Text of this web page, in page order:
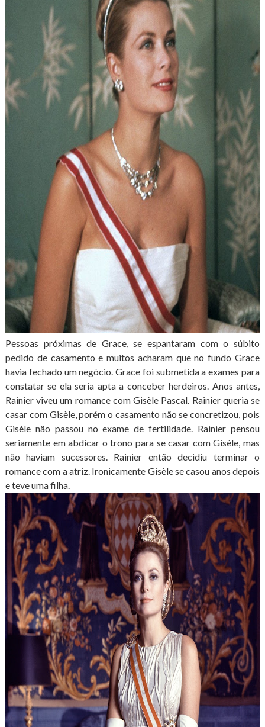
Pessoas próximas de Grace, se espantaram com o súbito
pedido de casamento e muitos acharam que no fundo Grace
havia fechado um negócio. Grace foi submetida a exames para
constatar se ela seria apta a conceber herdeiros. Anos antes,
Rainier viveu um romance com Gisèle Pascal. Rainier queria se
casar com Gisèle, porém o casamento não se concretizou, pois
Gisèle não passou no exame de fertilidade. Rainier pensou
seriamente em abdicar o trono para se casar com Gisèle, mas
não haviam sucessores. Rainier então decidiu terminar o
romance com a atriz. Ironicamente Gisèle se casou anos depois
e teve uma filha.